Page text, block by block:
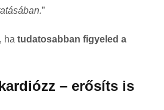
”
ha tudatosabban figyeled a
– erősíts is